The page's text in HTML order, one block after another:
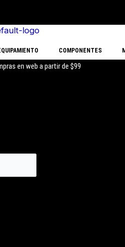
COMPONENTES
en web a partir de $99